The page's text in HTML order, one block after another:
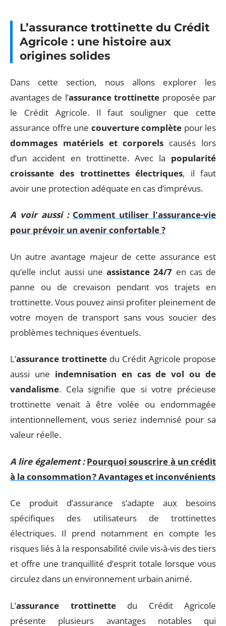
L’assurance trottinette du Crédit
Agricole : une histoire aux
origines solides
Dans cette section, nous allons explorer les
avantages de l’assurance trottinette proposée par
le Crédit Agricole. Il faut souligner que cette
assurance offre une couverture complète pour les
dommages matériels et corporels causés lors
d’un accident en trottinette. Avec la popularité
croissante des trottinettes électriques, il faut
avoir une protection adéquate en cas d’imprévus.
A voir aussi : Comment utiliser l'assurance-vie
pour prévoir un avenir confortable ?
Un autre avantage majeur de cette assurance est
qu’elle inclut aussi une assistance 24/7 en cas de
panne ou de crevaison pendant vos trajets en
trottinette. Vous pouvez ainsi profiter pleinement de
votre moyen de transport sans vous soucier des
problèmes techniques éventuels.
L’assurance trottinette du Crédit Agricole propose
aussi une indemnisation en cas de vol ou de
vandalisme. Cela signifie que si votre précieuse
trottinette venait à être volée ou endommagée
intentionnellement, vous seriez indemnisé pour sa
valeur réelle.
A lire également : Pourquoi souscrire à un crédit
à la consommation ? Avantages et inconvénients
Ce produit d’assurance s’adapte aux besoins
spécifiques des utilisateurs de trottinettes
électriques. Il prend notamment en compte les
risques liés à la responsabilité civile vis-à-vis des tiers
et offre une tranquillité d’esprit totale lorsque vous
circulez dans un environnement urbain animé.
L’assurance trottinettedu Crédit Agricole
présente plusieurs avantages notables qui